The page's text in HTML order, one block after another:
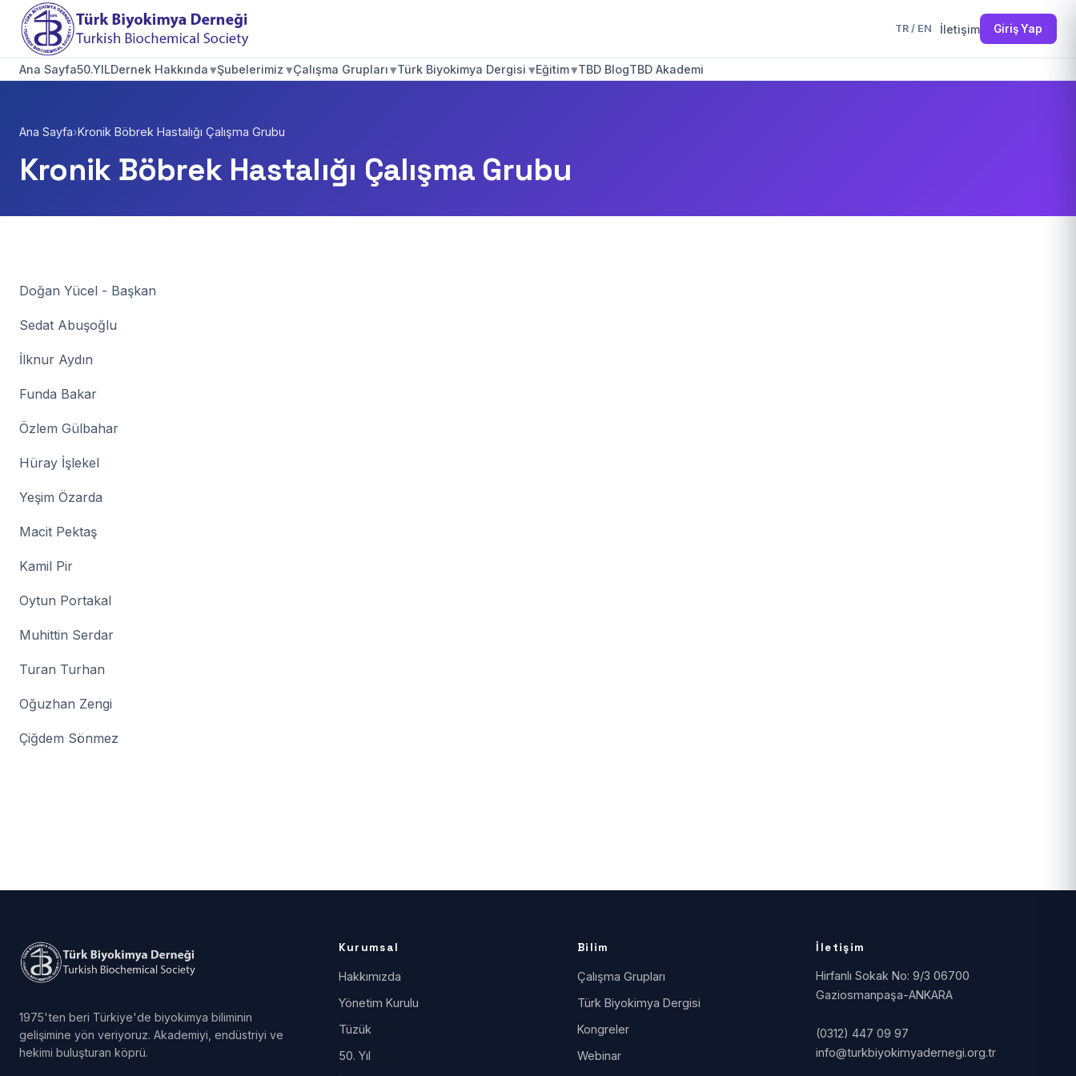
TR / EN İletişim Giriş Yap
Ana Sayfa50.YILDernek Hakkında▾Şubelerimiz ▾Çalışma Grupları▾Türk Biyokimya Dergisi ▾Eğitim▾TBD BlogTBD Akademi
Ana Sayfa›Kronik Böbrek Hastalığı Çalışma Grubu
Kronik Böbrek Hastalığı Çalışma Grubu
Doğan Yücel - Başkan
Sedat Abuşoğlu
İlknur Aydın
Funda Bakar
Özlem Gülbahar
Hüray İşlekel
Yeşim Özarda
Macit Pektaş
Kamil Pir
Oytun Portakal
Muhittin Serdar
Turan Turhan
Oğuzhan Zengi
Çiğdem Sönmez
1975'ten beri Türkiye'de biyokimya biliminin
gelişimine yön veriyoruz. Akademiyi, endüstriyi ve
hekimi buluşturan köprü.
Kurumsal
Hakkımızda
Yönetim Kurulu
Tüzük
50. Yıl
Bilim
Çalışma Grupları
Türk Biyokimya Dergisi
Kongreler
Webinar
İletişim
Hirfanlı Sokak No: 9/3 06700
Gaziosmanpaşa-ANKARA
(0312) 447 09 97
info@turkbiyokimyadernegi.org.tr